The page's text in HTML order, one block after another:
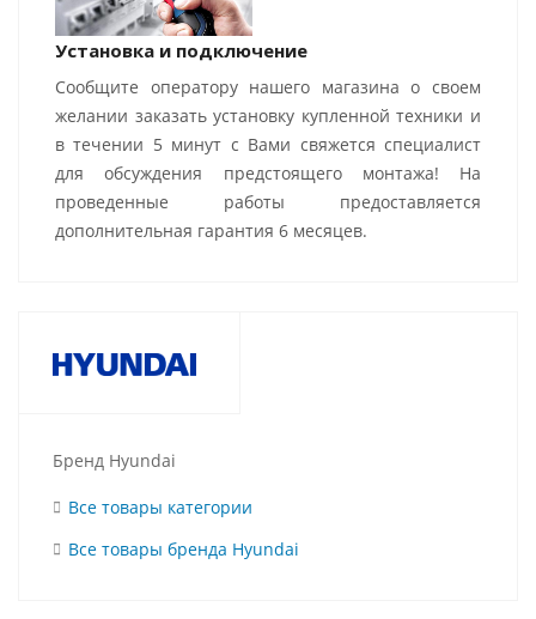
Установка и подключение
Сообщите оператору нашего магазина о своем
желании заказать установку купленной техники и
в течении 5 минут с Вами свяжется специалист
для обсуждения предстоящего монтажа! На
проведенные работы предоставляется
дополнительная гарантия 6 месяцев.
Бренд Hyundai
Все товары категории
Все товары бренда Hyundai